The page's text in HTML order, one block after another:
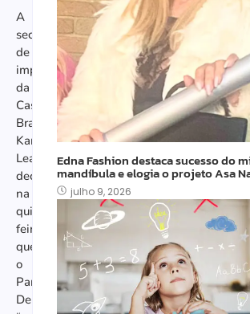
A
secretária
de
imprensa
da
Casa
Branca,
Karoline
Leavitt,
declarou
na
quinta-
feira
que
o
Partido
Democrata
Edna Fashion destaca sucesso do
mandíbula e elogia o projeto Asa
julho 9, 2026